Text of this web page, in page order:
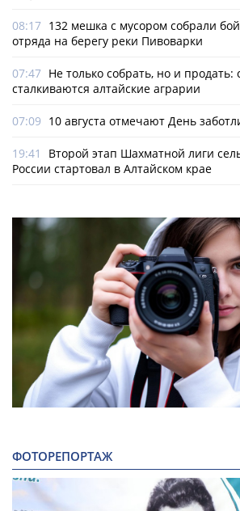
08:17 132 мешка с мусором собрали
отряда на берегу реки Пивоварки
07:47 Не только собрать, но и
сталкиваются алтайские аграрии
07:09 10 августа отмечают День
19:41
Второй этап Шахматной лиги
России стартовал в Алтайском крае
ФОТОРЕПОРТАЖ